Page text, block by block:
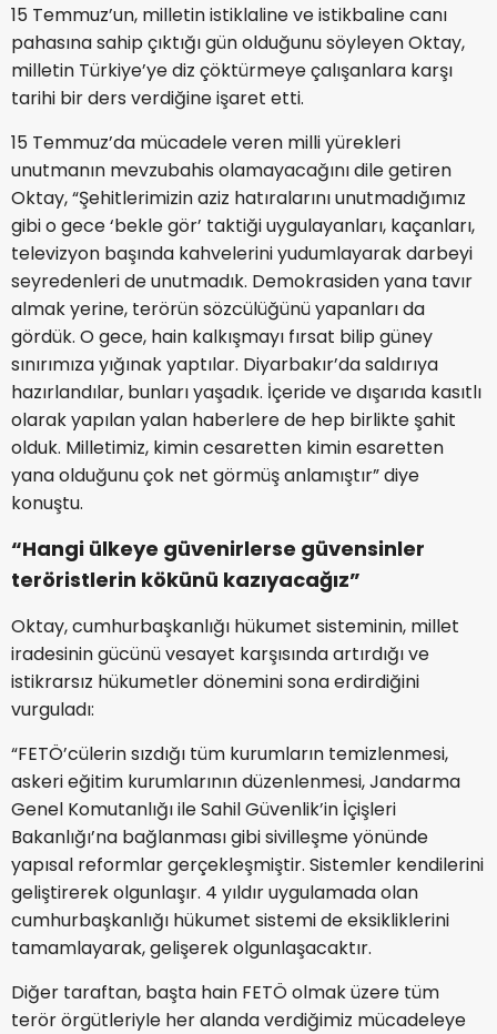
15 Temmuz’un, milletin istiklaline ve istikbaline canı
pahasına sahip çıktığı gün olduğunu söyleyen Oktay,
milletin Türkiye’ye diz çöktürmeye çalışanlara karşı
tarihi bir ders verdiğine işaret etti.
15 Temmuz’da mücadele veren milli yürekleri
unutmanın mevzubahis olamayacağını dile getiren
Oktay, “Şehitlerimizin aziz hatıralarını unutmadığımız
gibi o gece ‘bekle gör’ taktiği uygulayanları, kaçanları,
televizyon başında kahvelerini yudumlayarak darbeyi
seyredenleri de unutmadık. Demokrasiden yana tavır
almak yerine, terörün sözcülüğünü yapanları da
gördük. O gece, hain kalkışmayı fırsat bilip güney
sınırımıza yığınak yaptılar. Diyarbakır’da saldırıya
hazırlandılar, bunları yaşadık. İçeride ve dışarıda kasıtlı
olarak yapılan yalan haberlere de hep birlikte şahit
olduk. Milletimiz, kimin cesaretten kimin esaretten
yana olduğunu çok net görmüş anlamıştır” diye
konuştu.
“Hangi ülkeye güvenirlerse güvensinler
teröristlerin kökünü kazıyacağız”
Oktay, cumhurbaşkanlığı hükumet sisteminin, millet
iradesinin gücünü vesayet karşısında artırdığı ve
istikrarsız hükumetler dönemini sona erdirdiğini
vurguladı:
“FETÖ’cülerin sızdığı tüm kurumların temizlenmesi,
askeri eğitim kurumlarının düzenlenmesi, Jandarma
Genel Komutanlığı ile Sahil Güvenlik’in İçişleri
Bakanlığı’na bağlanması gibi sivilleşme yönünde
yapısal reformlar gerçekleşmiştir. Sistemler kendilerini
geliştirerek olgunlaşır. 4 yıldır uygulamada olan
cumhurbaşkanlığı hükumet sistemi de eksikliklerini
tamamlayarak, gelişerek olgunlaşacaktır.
Diğer taraftan, başta hain FETÖ olmak üzere tüm
terör örgütleriyle her alanda verdiğimiz mücadeleye